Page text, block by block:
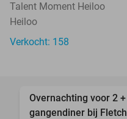
Talent Moment Heiloo
Heiloo
Verkocht: 158
Overnachting voor 2
gangendiner bij